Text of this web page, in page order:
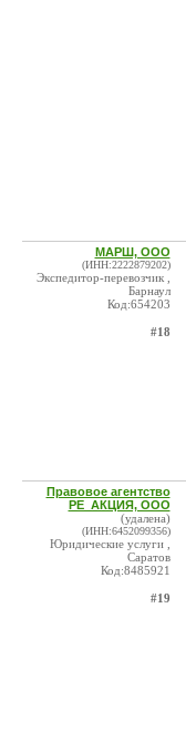
МАРШ, ООО
(ИНН:2222879202)
Экспедитор-перевозчик ,
Барнаул
Код:654203
#18
Правовое агентство
РЕ_АКЦИЯ, ООО
(удалена)
(ИНН:6452099356)
Юридические услуги ,
Саратов
Код:8485921
#19